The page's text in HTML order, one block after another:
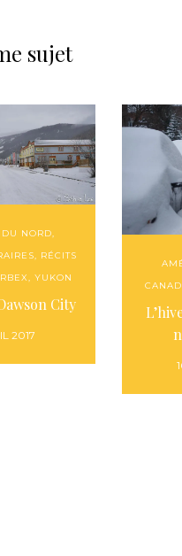
sujet
NORD,
, RÉCITS
,YUKON
City
2017